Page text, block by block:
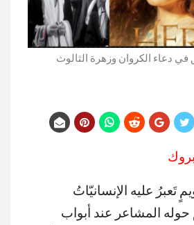
في دعاء الكروان وزهرة الثالوث
تَعبرُ عليه الإنسانيّاتُ
حوله المشاعر عند أبواب